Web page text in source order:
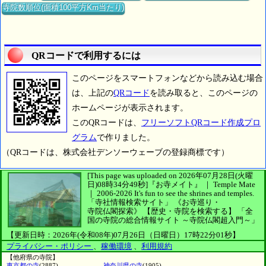
寺院数順位(面積100平方Km当たり)
QRコードで利用するには
このページをスマートフォンなどから読み込む場合
は、上記のQRコード を読み取ると、このページの
ホームページが表示されます。
このQRコードは、 フリーソフトQRコード作成プロ
グラムで作りました。
（QRコードは、株式会社デンソーウェーブの登録商標です）
[This page was uploaded on 2026年07月28日(火曜
日)08時34分49秒] 『お寺メイト』 ｜ Temple Mate
｜ 2006-2026 It's fun to see the shrines and temples.
「寺社情報検索サイト」
《お寺巡り・
寺院仏閣探索》
【歴史・寺院を検索する】
「全
国の寺院の総合情報サイト ～寺院仏閣超入門～」
【更新日時：2026年(令和08年)07月26日（日曜日）17時22分01秒】
プライバシー・ポリシー 、 稼働環境 、 利用規約
【他府県の寺院】